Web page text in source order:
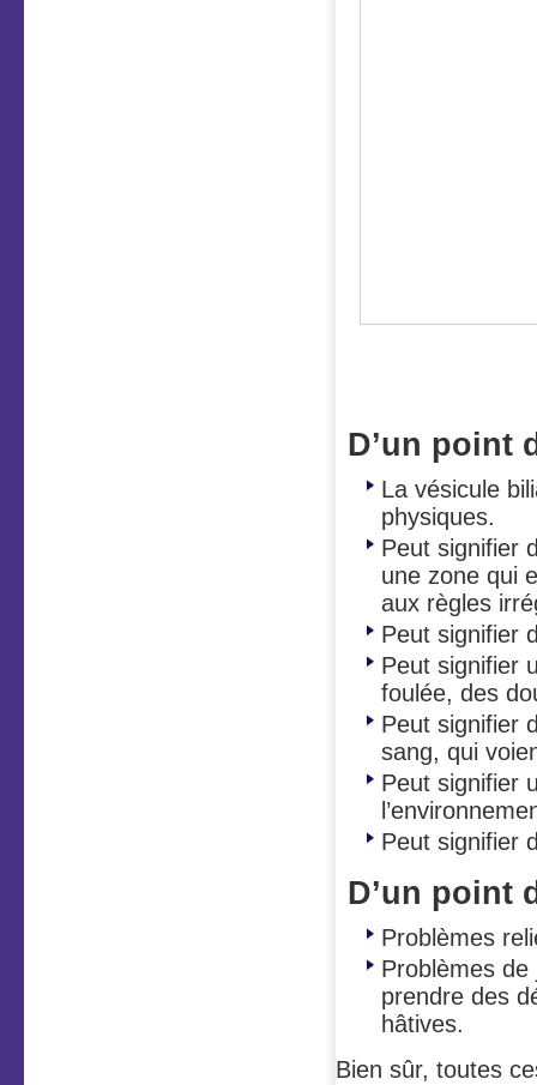
D’un point
La vésicule
physiques.
Peut signifier
une zone qui
aux règles
Peut signifier
Peut signifier
foulée, des
Peut signifier
sang, qui
Peut signifier
Peut signifier
D’un point
Problèmes
Problèmes de
prendre des
hâtives.
Bien sûr, toutes